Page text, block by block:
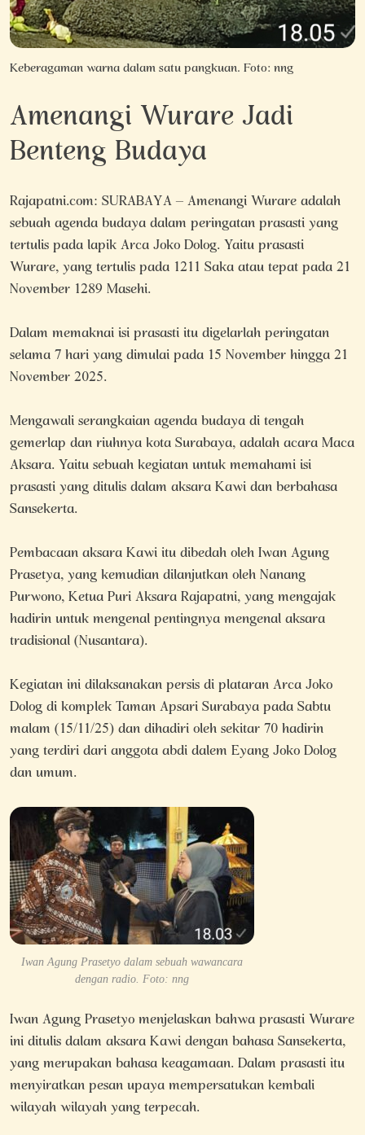
Keberagaman warna dalam satu pangkuan. Foto: nng
Amenangi Wurare Jadi
Benteng Budaya
Rajapatni.com: SURABAYA – Amenangi Wurare adalah
sebuah agenda budaya dalam peringatan prasasti yang
tertulis pada lapik Arca Joko Dolog. Yaitu prasasti
Wurare, yang tertulis pada 1211 Saka atau tepat pada 21
November 1289 Masehi.
Dalam memaknai isi prasasti itu digelarlah peringatan
selama 7 hari yang dimulai pada 15 November hingga 21
November 2025.
Mengawali serangkaian agenda budaya di tengah
gemerlap dan riuhnya kota Surabaya, adalah acara Maca
Aksara. Yaitu sebuah kegiatan untuk memahami isi
prasasti yang ditulis dalam aksara Kawi dan berbahasa
Sansekerta.
Pembacaan aksara Kawi itu dibedah oleh Iwan Agung
Prasetya, yang kemudian dilanjutkan oleh Nanang
Purwono, Ketua Puri Aksara Rajapatni, yang mengajak
hadirin untuk mengenal pentingnya mengenal aksara
tradisional (Nusantara).
Kegiatan ini dilaksanakan persis di plataran Arca Joko
Dolog di komplek Taman Apsari Surabaya pada Sabtu
malam (15/11/25) dan dihadiri oleh sekitar 70 hadirin
yang terdiri dari anggota abdi dalem Eyang Joko Dolog
dan umum.
Iwan Agung Prasetyo dalam sebuah wawancara
dengan radio. Foto: nng
Iwan Agung Prasetyo menjelaskan bahwa prasasti Wurare
ini ditulis dalam aksara Kawi dengan bahasa Sansekerta,
yang merupakan bahasa keagamaan. Dalam prasasti itu
menyiratkan pesan upaya mempersatukan kembali
wilayah wilayah yang terpecah.